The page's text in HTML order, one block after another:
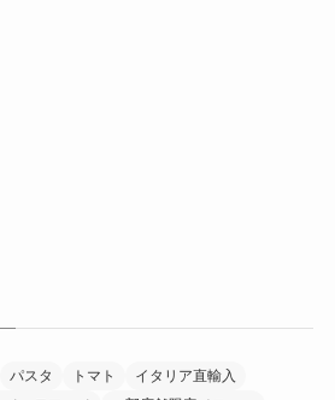
パスタ トマト
イタリア直輸入